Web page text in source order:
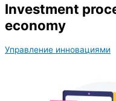
Investment
economy
Управление инновациями